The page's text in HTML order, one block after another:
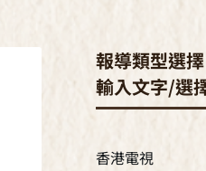
報導類型選
輸入文字/選
香港電視